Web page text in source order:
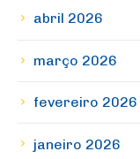
abril 2026
março 2026
fevereiro 2026
janeiro 2026